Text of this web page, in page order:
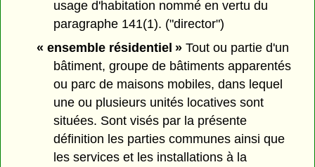
usage d'habitation nommé en vertu du
paragraphe 141(1). ("director")
« ensemble résidentiel »Tout ou partie d'un
bâtiment, groupe de bâtiments apparentés
ou parc de maisons mobiles, dans lequel
une ou plusieurs unités locatives sont
situées. Sont visés par la présente
définition les parties communes ainsi que
les services et les installations à la